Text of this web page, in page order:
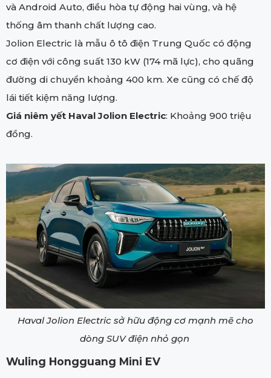
và Android Auto, điều hòa tự động hai vùng, và hệ
thống âm thanh chất lượng cao.
Jolion Electric là mẫu ô tô điện Trung Quốc có động
cơ điện với công suất 130 kW (174 mã lực), cho quãng
đường di chuyển khoảng 400 km. Xe cũng có chế độ
lái tiết kiệm năng lượng.
Giá niêm yết Haval Jolion Electric: Khoảng 900 triệu
đồng.
Haval Jolion Electric sở hữu động cơ mạnh mẽ cho
dòng SUV điện nhỏ gọn
Wuling Hongguang Mini EV